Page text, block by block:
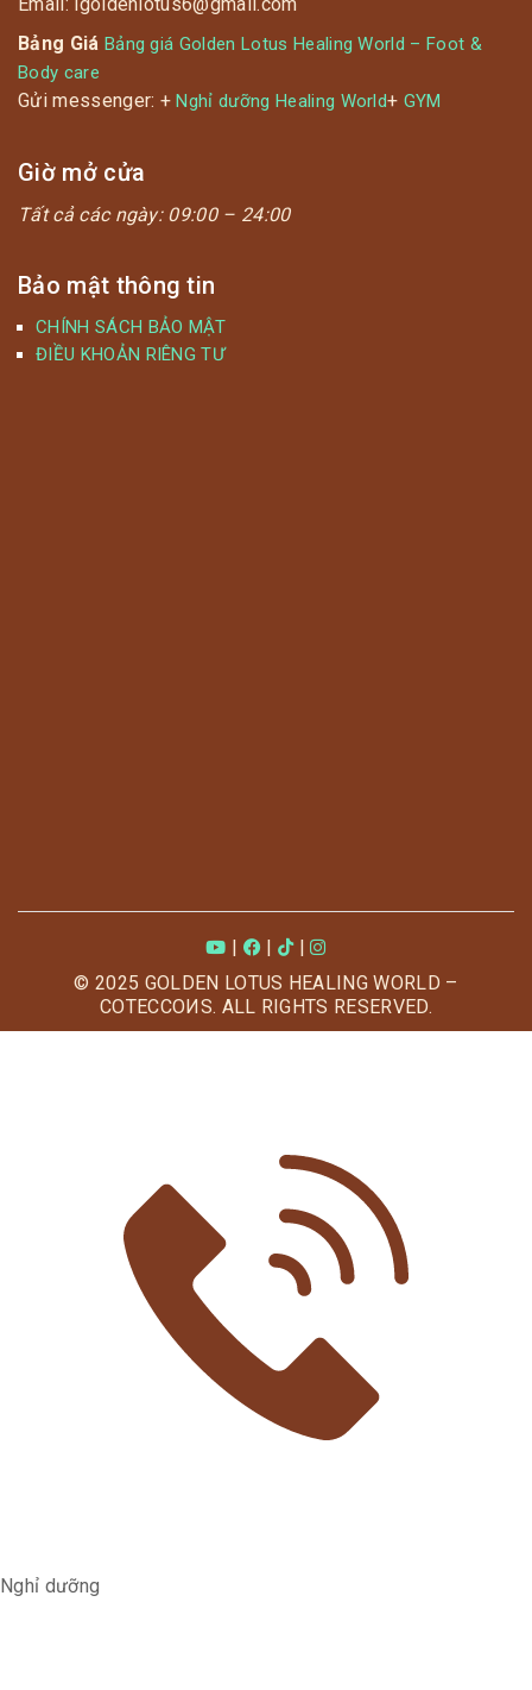
Bảng Giá Bảng giá Golden Lotus Healing World – Foot &
Body care
Gửi messenger: +Nghỉ dưỡng Healing World+ GYM
Giờ mở cửa
Tất cả các ngày: 09:00 – 24:00
Bảo mật thông tin
CHÍNH SÁCH BẢO MẬT
ĐIỀU KHOẢN RIÊNG TƯ
| |
|
© 2025 GOLDEN LOTUS HEALING WORLD –
COTECCOИS. ALL RIGHTS RESERVED.
Nghỉ dưỡng